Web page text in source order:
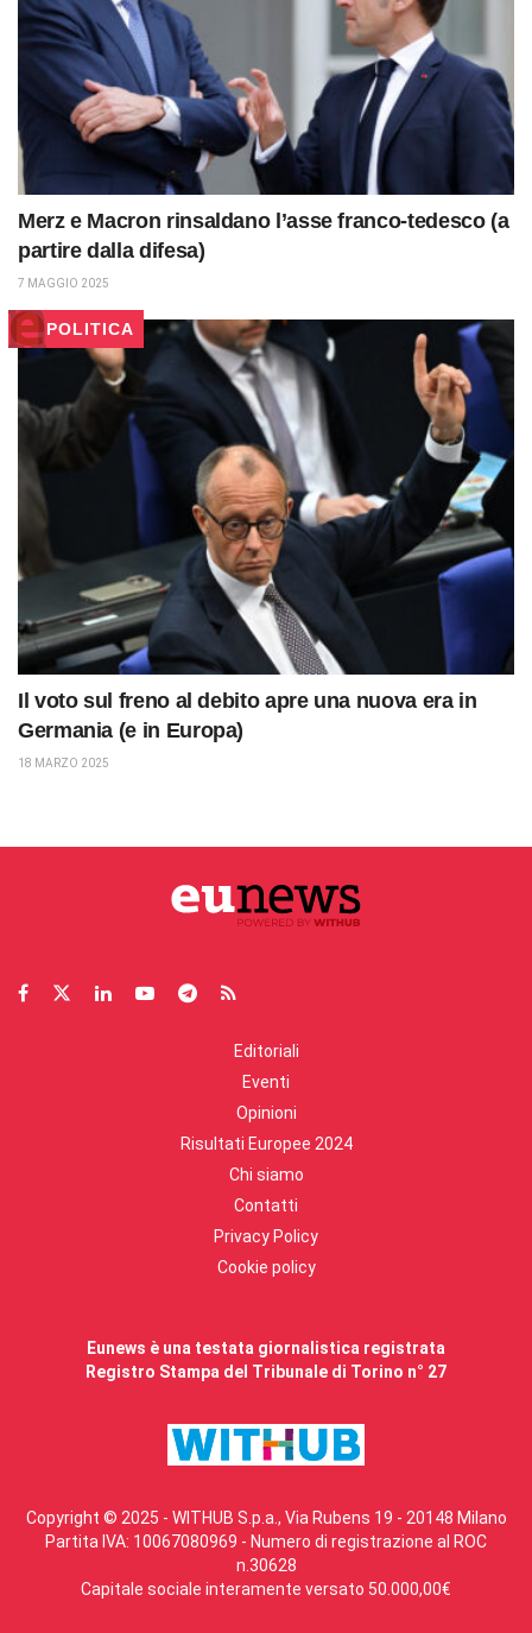
Merz e Macron rinsaldano l’asse franco-tedesco (a
partire dalla difesa)
7 MAGGIO 2025
POLITICA
Il voto sul freno al debito apre una nuova era in
Germania (e in Europa)
18 MARZO 2025
Editoriali
Eventi
Opinioni
Risultati Europee 2024
Chi siamo
Contatti
Privacy Policy
Cookie policy
Eunews è una testata giornalistica registrata
Registro Stampa del Tribunale di Torino n° 27
Copyright © 2025 - WITHUB S.p.a., Via Rubens 19 - 20148 Milano
Partita IVA: 10067080969 - Numero di registrazione al ROC
n.30628
Capitale sociale interamente versato 50.000,00€